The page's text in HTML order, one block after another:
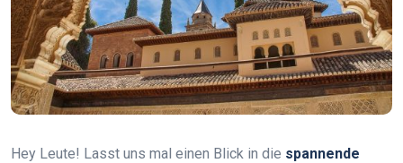
Hey Leute! Lasst uns mal einen Blick in die spannende